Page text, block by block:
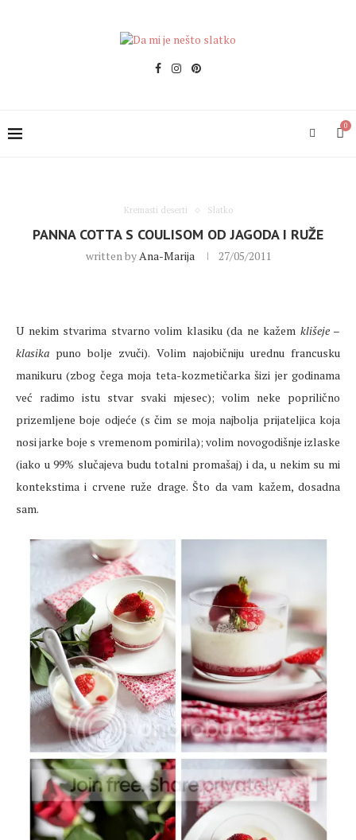
0
Kremasti deserti Slatko
PANNA COTTA S COULISOM OD JAGODA I RUŽE
written byAna-Marija 27/05/2011
U nekim stvarima stvarno volim klasiku (da ne kažem klišeje–
klasika puno bolje zvuči). Volim najobičniju urednu francusku
manikuru (zbog čega moja teta-kozmetičarka šizi jer godinama
već radimo istu stvar svaki mjesec); volim neke poprilično
prizemljene boje odjeće (s čim se moja najbolja prijateljica koja
nosi jarke boje s vremenom pomirila); volim novogodišnje izlaske
(iako u 99% slučajeva budu totalni promašaj) i da, u nekim su mi
kontekstima i crvene ruže drage. Što da vam kažem, dosadna
sam.